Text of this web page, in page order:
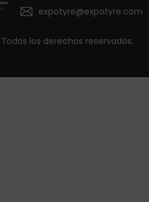
expotyre@expotyre.com
los derechos reservados.